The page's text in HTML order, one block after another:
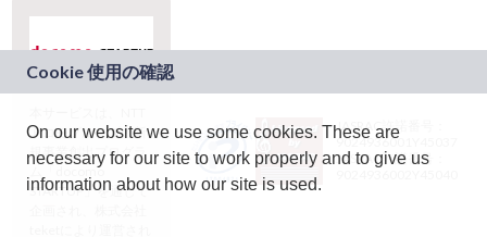
ドコモグループの新
規事業創出プログラ
ム「docomo
STARTUP」を通じて
JASRAC許諾番号：
9024936001Y45037
JASRAC許諾番号：
On our website we use some cookies. These are
necessary for our site to work properly and to give us
information about how our site is used.